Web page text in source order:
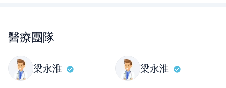
醫療團隊
梁永淮 梁永淮